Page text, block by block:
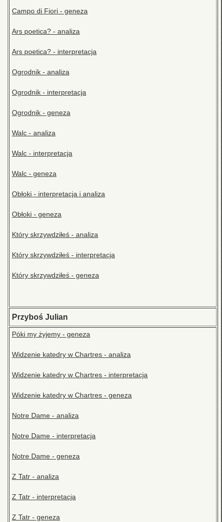
Campo di Fiori - geneza
Ars poetica? - analiza
Ars poetica? - interpretacja
Ogrodnik - analiza
Ogrodnik - interpretacja
Ogrodnik - geneza
Walc - analiza
Walc - interpretacja
Walc - geneza
Obłoki - interpretacja i analiza
Obłoki - geneza
Który skrzywdziłeś - analiza
Który skrzywdziłeś - interpretacja
Który skrzywdziłeś - geneza
Przyboś Julian
Póki my żyjemy - geneza
Widzenie katedry w Chartres - analiza
Widzenie katedry w Chartres - interpretacja
Widzenie katedry w Chartres - geneza
Notre Dame - analiza
Notre Dame - interpretacja
Notre Dame - geneza
Z Tatr - analiza
Z Tatr - interpretacja
Z Tatr - geneza